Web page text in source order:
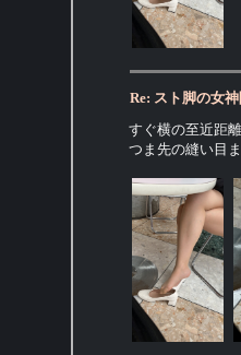
Re: スト脚の女
すぐ横の至近距
つま先の縫い目